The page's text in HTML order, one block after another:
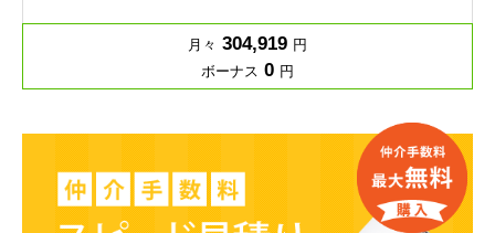
月々 304,919 円
ボーナス 0 円